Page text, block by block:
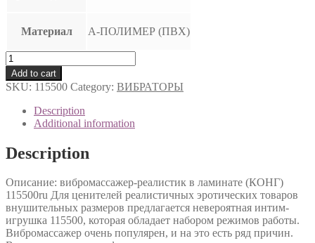
Материал А-ПОЛИМЕР (ПВХ)
ВИБРАТОР
РЕАЛИСТИК
L
205
мм
арт.
quantity
Add to cart
SKU: 115500 Category: ВИБРАТОРЫ
Description
Additional information
Description
Описание: вибромассажер-реалистик в ламинате (КОНГ)
115500ru Для ценителей реалистичных эротических товаров
внушительных размеров предлагается невероятная интим-
игрушка 115500, которая обладает набором режимов работы.
Вибромассажер очень популярен, и на это есть ряд причин.